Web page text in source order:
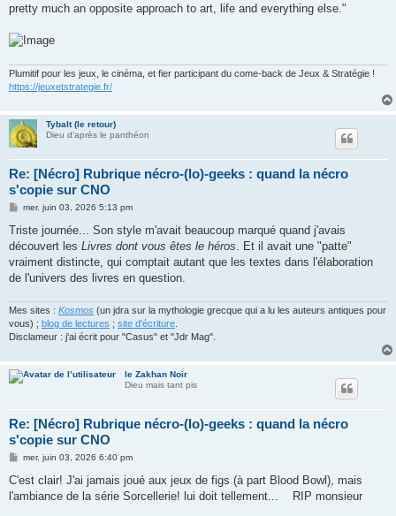
pretty much an opposite approach to art, life and everything else."
Plumitif pour les jeux, le cinéma, et fier participant du come-back de Jeux & Stratégie !
https://jeuxetstrategie.fr/
Tybalt (le retour)
Dieu d'après le panthéon
Re: [Nécro] Rubrique nécro-(lo)-geeks : quand la nécro
s'copie sur CNO
M
s
a
g
mer. juin 03, 2026 5:13 pm
Triste journée... Son style m'avait beaucoup marqué quand j'avais
découvert les Livres dont vous êtes le héros . Et il avait une "patte"
vraiment distincte, qui comptait autant que les textes dans l'élaboration
de l'univers des livres en question.
Mes sites : Kosmos (un jdra sur la mythologie grecque qui a lu les auteurs antiques pour
vous) ; blog de lectures ; site d'écriture
Disclameur : j'ai écrit pour "Casus" et "Jdr Mag".
le Zakhan Noir
Dieu mais tant pis
Re: [Nécro] Rubrique nécro-(lo)-geeks : quand la nécro
s'copie sur CNO
M
s
a
mer. juin 03, 2026 6:40 pm
C'est clair! J'ai jamais joué aux jeux de figs (à part Blood Bowl), mais
l'ambiance de la série Sorcellerie! lui doit tellement... RIP monsieur